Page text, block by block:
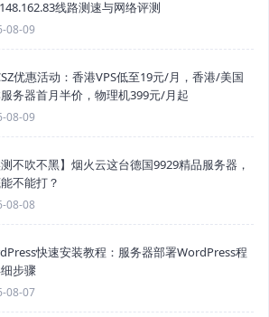
线路测速与网络评测
08-09
优惠活动：香港VPS低至19元/月，香港/美国
务器首月半价，物理机399元/月起
08-09
测不吹不黑】烟火云这台德国9929精品服务器，
不能打？
08-08
快速安装教程：服务器部署WordPress程
步骤
08-07